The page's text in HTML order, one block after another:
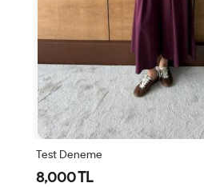
Test Deneme
8,000 TL